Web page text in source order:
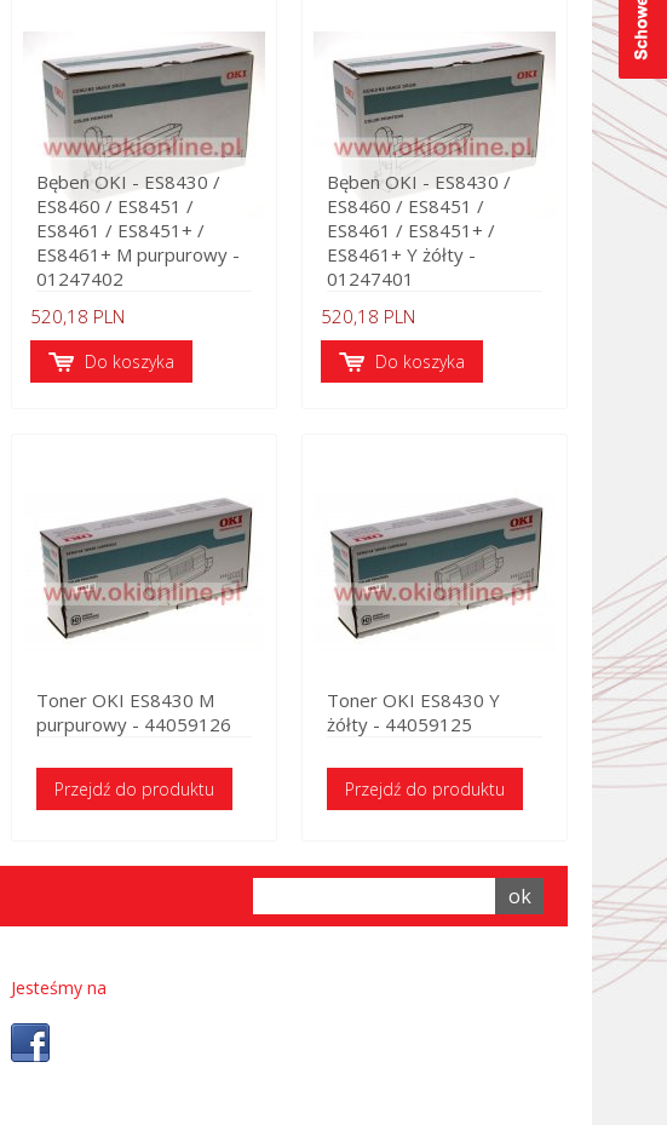
Bęben OKI - ES8430 /
ES8460 / ES8451 /
ES8461 / ES8451+ /
ES8461+ M purpurowy -
01247402
520,18 PLN
Do koszyka
Bęben OKI - ES8430 /
ES8460 / ES8451 /
ES8461 / ES8451+ /
ES8461+ Y żółty -
01247401
520,18 PLN
Do koszyka
Toner OKI ES8430 M
purpurowy - 44059126
Przejdź do produktu
Toner OKI ES8430 Y
żółty - 44059125
Przejdź do produktu
Jesteśmy na